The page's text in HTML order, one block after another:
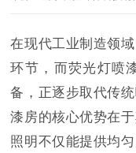
在现代工业制造领
环节，而荧光灯喷
备，正逐步取代传
漆房的核心优势在
照明不仅能提供均